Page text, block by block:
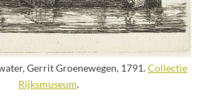
Gerrit Groenewegen, 1791.Collectie
Rijksmuseum.